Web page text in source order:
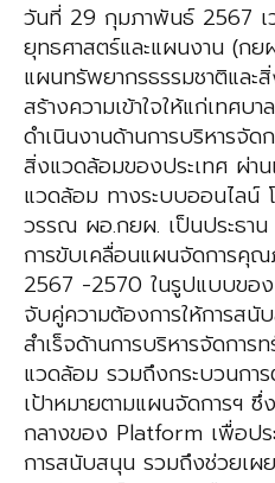
วันที่ 29 กุมภาพันธ์ 2567 เ
ยุทธศาสตร์และแผนงาน (กย
แผนทรัพยากรธรรมชาติแล
สร้างความเข้าใจให้แก่เทศบ
ดำเนินงานด้านการบริหารจัด
สิ่งแวดล้อมของประเทศ ผ่
แวดล้อม ทางระบบออนไลน์
วรรณ ผอ.กยผ. เป็นประธา
การขับเคลื่อนแผนจัดการคุ
2567 -2570 ในรูปแบบขอ
จับคู่ความต้องการให้การสนั
สำเร็จด้านการบริหารจัดการ
แวดล้อม รวมถึงกระบวนกา
เป้าหมายตามแผนจัดการฯ
กลางของ Platform เพื่อปร
การสนับสนุน รวมถึงช่วยเผ